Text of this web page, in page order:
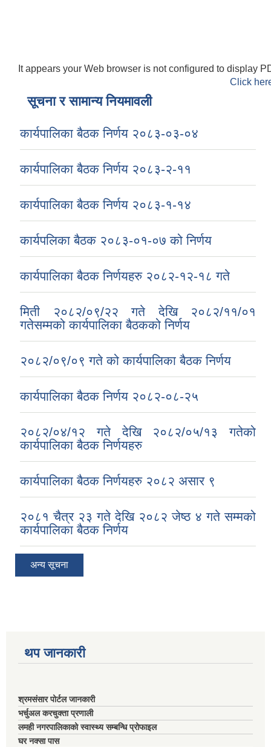
It appears your Web browser is not configured to display
Click
सूचना र सामान्य नियमावली
कार्यपालिका बैठक निर्णय २०८३-०३-०४
कार्यपालिका बैठक निर्णय २०८३-२-११
कार्यपालिका बैठक निर्णय २०८३-१-१४
कार्यपलिका बैठक २०८३-०१-०७ को निर्णय
कार्यपालिका बैठक निर्णयहरु २०८२-१२-१८ गते
मिती २०८२/०९/२२ गते देखि २०८२/११/०१
गतेसम्मको कार्यपालिका बैठकको निर्णय
२०८२/०९/०९ गते को कार्यपालिका बैठक निर्णय
कार्यपालिका बैठक निर्णय २०८२-०८-२५
२०८२/०४/१२ गते देखि २०८२/०५/१३ गतेको
कार्यपालिका बैठक निर्णयहरु
कार्यपालिका बैठक निर्णयहरु २०८२ असार ९
२०८१ चैत्र २३ गते देखि २०८२ जेष्ठ ४ गते सम्मको
कार्यपालिका बैठक निर्णय
अन्य सूचना
थप जानकारी
श्रमसंसार पोर्टल जानकारी
भर्चुअल करचुक्ता प्रणाली
लमही नगरपालिकाको स्वास्थ्य सम्बन्धि प्रोफाइल
घर नक्सा पास